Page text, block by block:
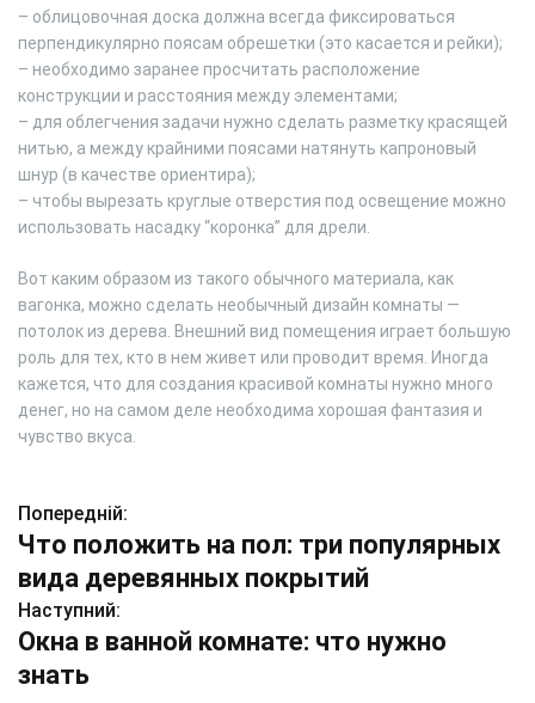
– облицовочная доска должна всегда фиксироваться
перпендикулярно поясам обрешетки (это касается и рейки);
– необходимо заранее просчитать расположение
конструкции и расстояния между элементами;
– для облегчения задачи нужно сделать разметку красящей
нитью, а между крайними поясами натянуть капроновый
шнур (в качестве ориентира);
– чтобы вырезать круглые отверстия под освещение можно
использовать насадку “коронка” для дрели.
Вот каким образом из такого обычного материала, как
вагонка, можно сделать необычный дизайн комнаты —
потолок из дерева. Внешний вид помещения играет большую
роль для тех, кто в нем живет или проводит время. Иногда
кажется, что для создания красивой комнаты нужно много
денег, но на самом деле необходима хорошая фантазия и
чувство вкуса.
Н
а
в
і
Попередній:
Что положить на пол: три популярных
вида деревянных покрытий
Наступний:
Окна в ванной комнате: что нужно
знать